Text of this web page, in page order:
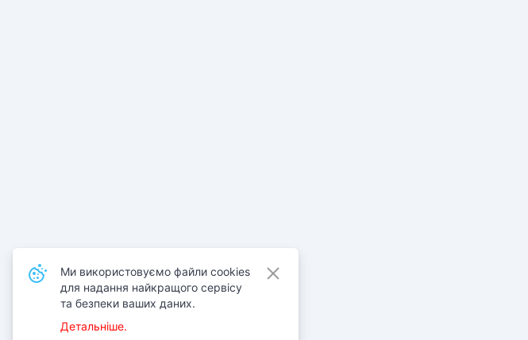
Ми використовуємо файли cookies
для надання найкращого сервісу
та безпеки ваших даних.
Детальніше.